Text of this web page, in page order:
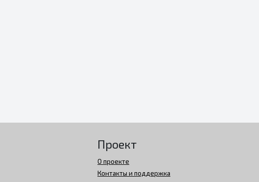
Проект
О проекте
Контакты и поддержка